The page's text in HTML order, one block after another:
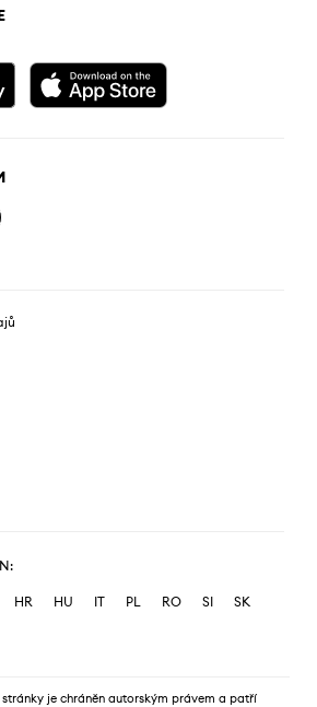
HR HU IT PL RO SI
SK
je chráněn autorským právem a patří